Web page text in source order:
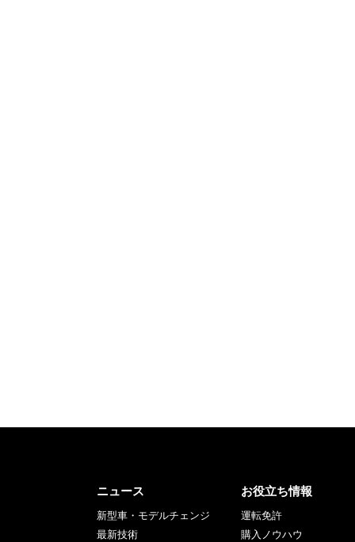
ニュース
新型車・モデルチェンジ
最新技術
お役立ち情報
運転免許
購入ノウハウ